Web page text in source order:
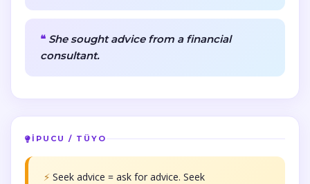
She sought advice from a financial
consultant.
İPUCU / TÜYO
⚡ Seek advice = ask for advice. Seek